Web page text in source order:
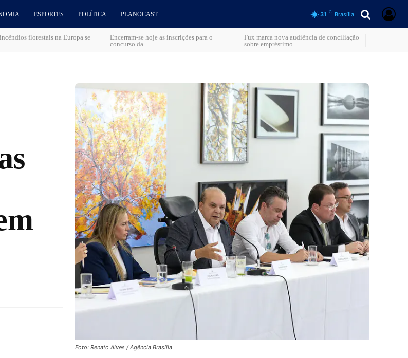
ESPORTES POLÍTICA PLANOCAST 31 C Brasília
florestais na Europa se
Encerram-se hoje as inscrições para o
concurso da...
Fux marca nova audiência de conciliação
sobre empréstimo...
Foto: Renato Alves / Agência Brasília